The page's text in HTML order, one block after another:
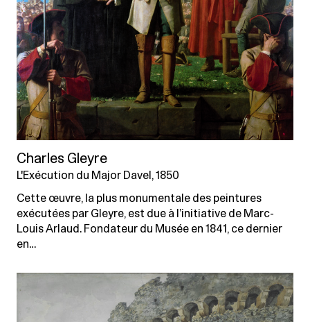
Charles Gleyre
L'Exécution du Major Davel, 1850
Cette œuvre, la plus monumentale des peintures
exécutées par Gleyre, est due à l’initiative de Marc-
Louis Arlaud. Fondateur du Musée en 1841, ce dernier
en…